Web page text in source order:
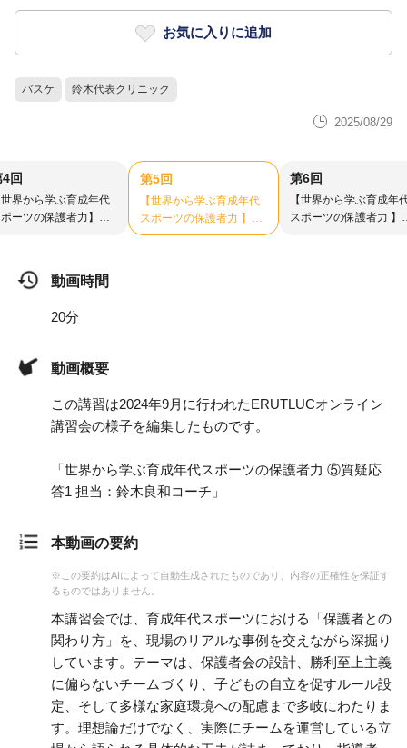
お気に入りに追加
バスケ 鈴木代表クリニック
2025/08/29
4回
界から学ぶ育成年代
ーツの保護者力】④
第5回
【世界から学ぶ育成年代
スポーツの保護者力 】⑤
質疑応答1
第6回
【世界から学ぶ育成年
スポーツの保護者力
動画時間
20分
動画概要
この講習は2024年9月に行われたERUTLUCオンライン
講習会の様子を編集したものです。
「世界から学ぶ育成年代スポーツの保護者力 ⑤質疑応
答1 担当：鈴木良和コーチ」
本動画の要約
※この要約はAIによって自動生成されたものであり、内容の正確性を保証す
るものではありません。
本講習会では、育成年代スポーツにおける「保護者との
関わり方」を、現場のリアルな事例を交えながら深掘り
しています。テーマは、保護者会の設計、勝利至上主義
に偏らないチームづくり、子どもの自立を促すルール設
定、そして多様な家庭環境への配慮まで多岐にわたりま
す。理想論だけでなく、実際にチームを運営している立